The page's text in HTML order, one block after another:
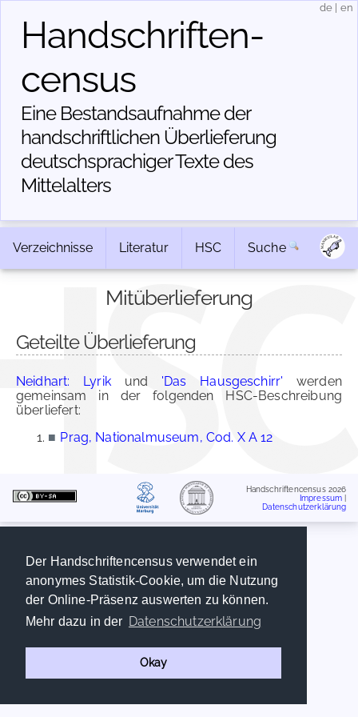
Der Handschriftencensus verwendet ein
anonymes Statistik-Cookie, um die Nutzung
der Online-Präsenz auswerten zu können.
Mehr dazu in der Datenschutzerklärung
Okay
Handschriften­
census
Eine Bestandsaufnahme der
handschriftlichen Über­lieferung
deutschsprachiger Texte des
Mittelalters
de en
Verzeichnisse Literatur HSC Suche
Mitüberlieferung
Geteilte Überlieferung
Neidhart: Lyrikund 'Das Hausgeschirr' werden
gemeinsam in der folgenden HSC-Beschreibung
überliefert:
■ Prag, Nationalmuseum, Cod. X A 12
Handschriftencensus 2026
Impressum
Datenschutzerklärung